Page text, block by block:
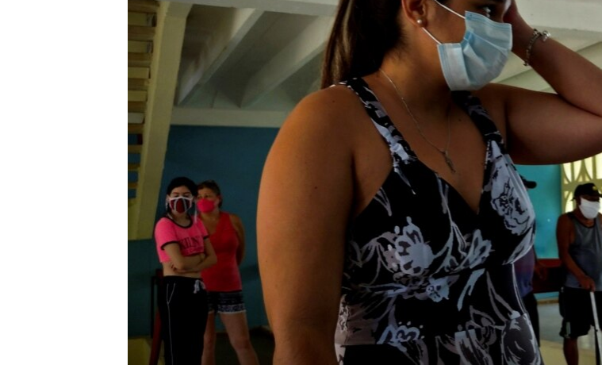
LA REALIDAD DE LA VIVIENDA EN
SER VIEJO EN CUBA
LOS SANTOS DE HIALEAH
DESINFORMACIÓN RUSA EN
LA INVASIÓN DE RUSIA A UCRANIA